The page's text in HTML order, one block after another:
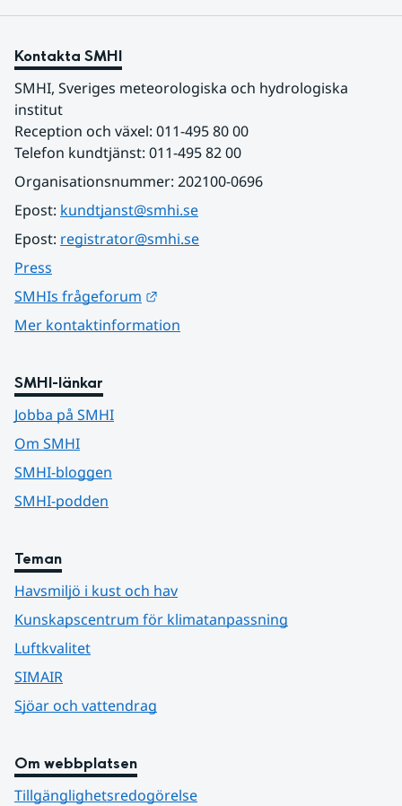
Kontakta SMHI
SMHI, Sveriges meteorologiska och hydrologiska
institut
Reception och växel: 011-495 80 00
Telefon kundtjänst: 011-495 82 00
Organisationsnummer: 202100-0696
Epost: kundtjanst@smhi.se
Epost: registrator@smhi.se
Press
SMHIs frågeforum
Mer kontaktinformation
SMHI-länkar
Jobba på SMHI
Om SMHI
SMHI-bloggen
SMHI-podden
Teman
Havsmiljö i kust och hav
Kunskapscentrum för klimatanpassning
Luftkvalitet
SIMAIR
Sjöar och vattendrag
Om webbplatsen
Tillgänglighetsredogörelse